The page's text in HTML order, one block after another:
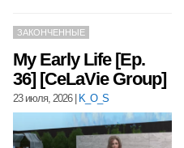
ЗАКОНЧЕННЫЕ
My Early Life [Ep.
36] [CeLaVie Group]
23 июля, 2026| K_O_S